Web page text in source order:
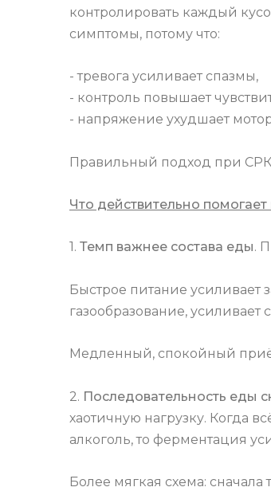
контролировать каждый
симптомы, потому что:
- тревога усиливает спазмы,
- контроль повышает
- напряжение ухудшает
Правильный подход при СРК
Что действительно
1. Темп важнее состава еды.
Быстрое питание усиливает
газообразование, усиливает
Медленный, спокойный
2. Последовательность еды
хаотичную нагрузку. Когда
алкоголь, то ферментация
Более мягкая схема: сначала